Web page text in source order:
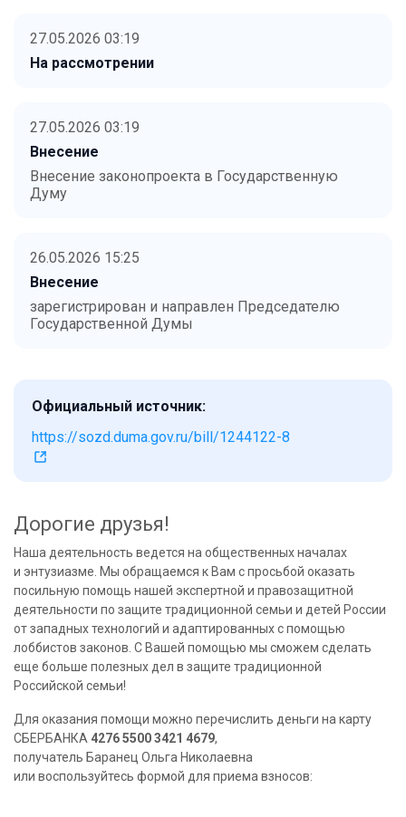
27.05.2026 03:19
На рассмотрении
27.05.2026 03:19
Внесение
Внесение законопроекта в Государственную
Думу
26.05.2026 15:25
Внесение
зарегистрирован и направлен Председателю
Государственной Думы
Официальный источник:
https://sozd.duma.gov.ru/bill/1244122-8
Дорогие друзья!
Наша деятельность ведется на общественных началах
и энтузиазме. Мы обращаемся к Вам с просьбой оказать
посильную помощь нашей экспертной и правозащитной
деятельности по защите традиционной семьи и детей России
от западных технологий и адаптированных с помощью
лоббистов законов. С Вашей помощью мы сможем сделать
еще больше полезных дел в защите традиционной
Российской семьи!
Для оказания помощи можно перечислить деньги на карту
СБЕРБАНКА 4276 5500 3421 4679,
получатель Баранец Ольга Николаевна
или воспользуйтесь формой для приема взносов: